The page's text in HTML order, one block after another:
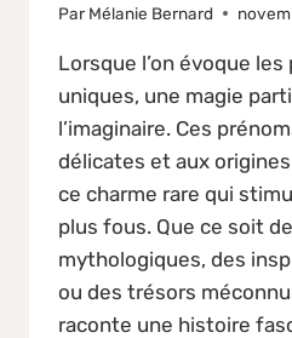
Par Mélanie Bernard
Lorsque l’on évoque
uniques, une magie
l’imaginaire. Ces
délicates et aux
ce charme rare qui
plus fous. Que ce soit
mythologiques, des
ou des trésors
raconte une histoire